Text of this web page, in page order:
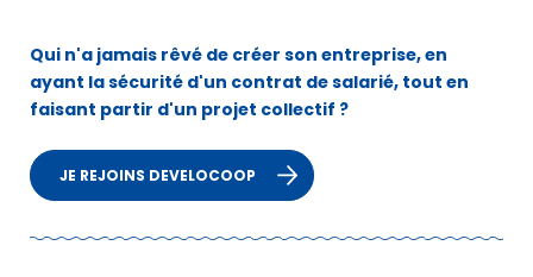
Qui n'a jamais rêvé de créer son entreprise, en
ayant la sécurité d'un contrat de salarié, tout en
faisant partir d'un projet collectif ?
JE REJOINS DEVELOCOOP